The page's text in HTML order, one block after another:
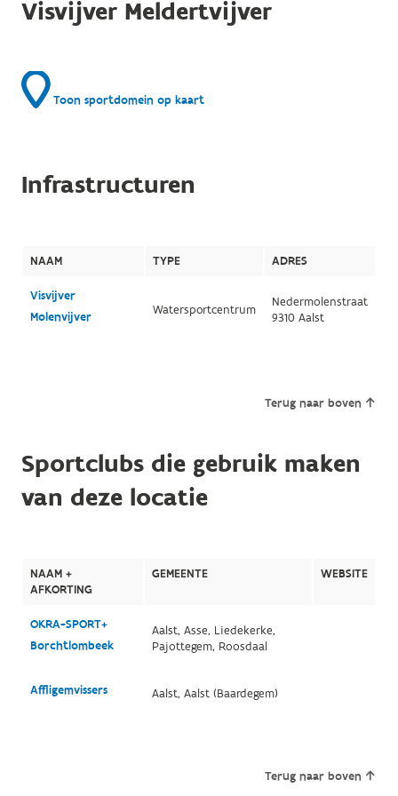
Visvijver Meldertvijver
Toon sportdomein op kaart
Infrastructuren
NAAM TYPE ADRES
Visvijver
Molenvijver
Watersportcentrum
Nedermolenstraat
9310 Aalst
Terug naar boven
Sportclubs die gebruik maken
van deze locatie
NAAM +
AFKORTING
GEMEENTE WEBSITE
OKRA-SPORT+
Borchtlombeek
Aalst, Asse, Liedekerke,
Pajottegem, Roosdaal
Affligemvissers Aalst, Aalst (Baardegem)
Terug naar boven